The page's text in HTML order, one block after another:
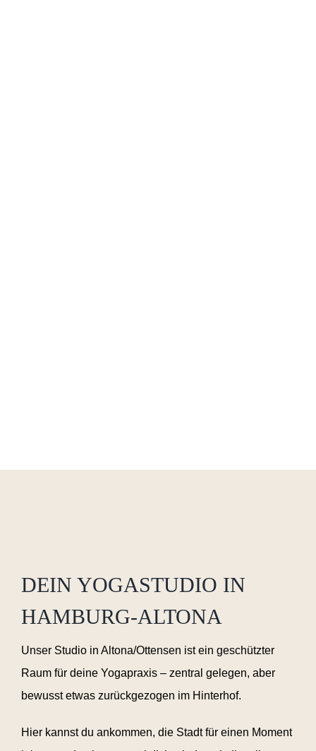
DEIN YOGASTUDIO IN
HAMBURG-ALTONA
Unser Studio in Altona/Ottensen ist ein geschützter
Raum für deine Yogapraxis – zentral gelegen, aber
bewusst etwas zurückgezogen im Hinterhof.
Hier kannst du ankommen, die Stadt für einen Moment